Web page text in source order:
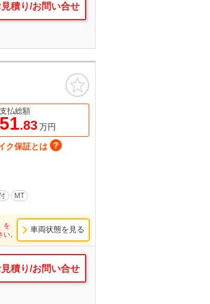
積り/お問い合せ
MT
支払総額
51.83万円
ク保証とは
を
。
車両状態を見る
積り/お問い合せ